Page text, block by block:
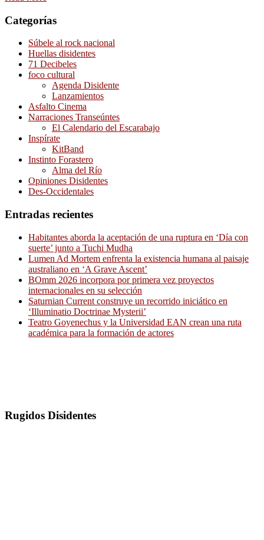
Categorías
Súbele al rock nacional
Huellas disidentes
71 Decibeles
foco cultural
Agenda Disidente
Lanzamientos
Asfalto Cinema
Narraciones Transeúntes
El Calendario del Escarabajo
Inspírate
KitBand
Instinto Forastero
Alma del Río
Opiniones Disidentes
Des-Occidentales
Entradas recientes
Habitantes aborda la aceptación de una ruptura en ‘Día con
suerte’ junto a Tuchi Mudha
Lumen Ad Mortem enfrenta la existencia humana al paisaje
australiano en ‘A Grave Ascent’
BOmm 2026 incorpora por primera vez proyectos
internacionales en su selección
Saturnian Current construye un recorrido iniciático en
‘Illuminatio Doctrinae Mysterii’
Teatro Goyenechus y la Universidad EAN crean una ruta
académica para la formación de actores
Rugidos Disidentes